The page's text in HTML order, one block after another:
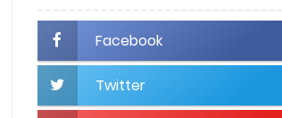
Facebook
Twitter